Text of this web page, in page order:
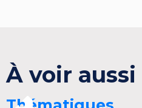
À voir aussi